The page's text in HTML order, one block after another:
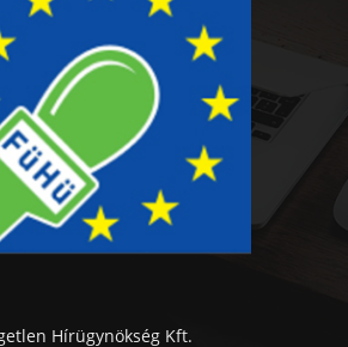
Hírügynökség Kft.